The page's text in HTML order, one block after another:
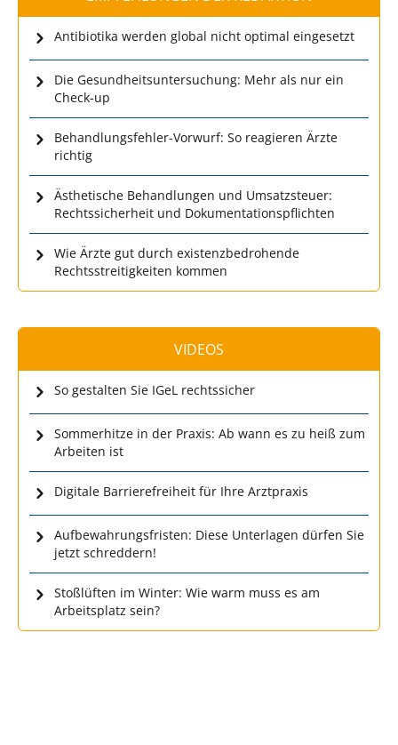
Antibiotika werden global nicht optimal eingesetzt
Die Gesundheitsuntersuchung: Mehr als nur ein
Check-up
Behandlungsfehler-Vorwurf: So reagieren Ärzte
richtig
Ästhetische Behandlungen und Umsatzsteuer:
Rechtssicherheit und Dokumentationspflichten
Wie Ärzte gut durch existenzbedrohende
Rechtsstreitigkeiten kommen
VIDEOS
So gestalten Sie IGeL rechtssicher
Sommerhitze in der Praxis: Ab wann es zu heiß zum
Arbeiten ist
Digitale Barrierefreiheit für Ihre Arztpraxis
Aufbewahrungsfristen: Diese Unterlagen dürfen Sie
jetzt schreddern!
Stoßlüften im Winter: Wie warm muss es am
Arbeitsplatz sein?